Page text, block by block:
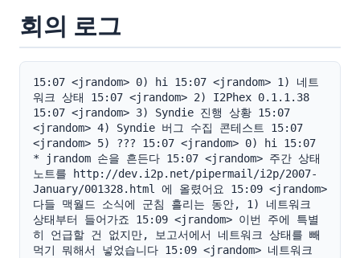
회의 로그
15:07 <jrandom> 0) hi 15:07 <jrandom> 1) 네트
워크 상태 15:07 <jrandom> 2) I2Phex 0.1.1.38
15:07 <jrandom> 3) Syndie 진행 상황 15:07
<jrandom> 4) Syndie 버그 수집 콘테스트 15:07
<jrandom> 5) ??? 15:07 <jrandom> 0) hi 15:07
* jrandom 손을 흔든다 15:07 <jrandom> 주간 상태
노트를 http://dev.i2p.net/pipermail/i2p/2007-
January/001328.html 에 올렸어요 15:09 <jrandom>
다들 맥월드 소식에 군침 흘리는 동안, 1) 네트워크
상태부터 들어가죠 15:09 <jrandom> 이번 주에 특별
히 언급할 건 없지만, 보고서에서 네트워크 상태를 빼
먹기 뭐해서 넣었습니다 15:09 <jrandom> 네트워크